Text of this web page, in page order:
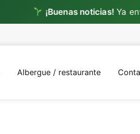
¡Buenas noticias!Ya
Albergue / restaurante